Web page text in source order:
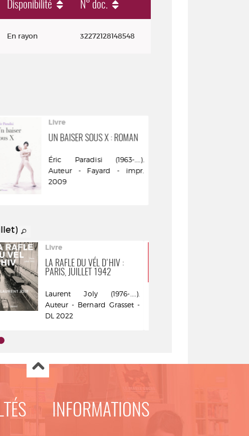
Disponibilité N° doc.
En rayon 32272128148548
Livre
UN BAISER SOUS X : ROMAN
Éric Paradisi (1963-....).
Auteur - Fayard - impr.
2009
Livre
LA RAFLE DU VÉL D'HIV :
PARIS, JUILLET 1942
Laurent Joly (1976-....).
Auteur - Bernard Grasset -
DL 2022
INFORMATIONS